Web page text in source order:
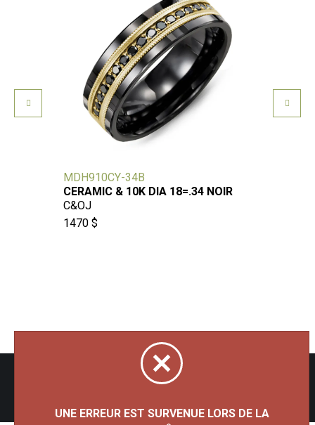
MDH910CY-34B
CERAMIC & 10K DIA 18=.34 NOIR
C&OJ
1470 $
UNE ERREUR EST SURVENUE LORS DE LA